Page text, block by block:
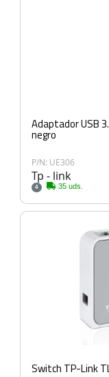
Adaptador USB
negro
P/N: UE306
Tp - link
4 35 uds.
Switch TP-Link